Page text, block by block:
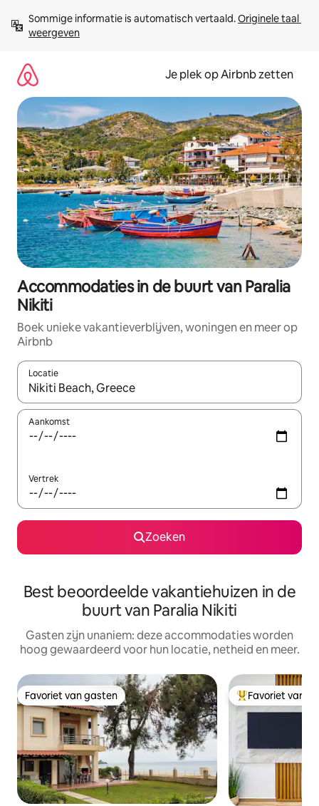
direct
naar
Sommige informatie is automatisch vertaald. Originele taal
weergeven
Je plek op Airbnb zetten
Accommodaties in de buurt van Paralia
Nikiti
Boek unieke vakantieverblijven, woningen en meer op
Airbnb
Locatie
Wanneer er resultaten beschikbaar zijn, maak je een keuze
Aankomst
Vertrek
Zoeken
Best beoordeelde vakantiehuizen in de
buurt van Paralia Nikiti
Gasten zijn unaniem: deze accommodaties worden
hoog gewaardeerd voor hun locatie, netheid en meer.
Favoriet van gasten
Favoriet van gasten Topfavoriet van
Favoriet van